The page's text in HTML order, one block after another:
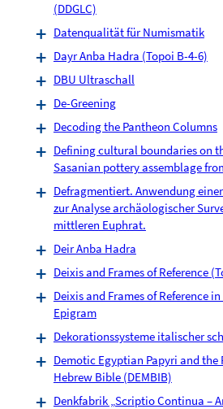
(DDGLC)
Datenqualität für Numismatik
Dayr Anba Hadra (Topoi B-4-6)
DBU Ultraschall
De-Greening
Decoding the Pantheon Columns
Defining cultural boundaries on
Sasanian pottery assemblage
Defragmentiert. Anwendung
zur Analyse archäologischer
mittleren Euphrat.
Deir Anba Hadra
Deixis and Frames of Reference
Deixis and Frames of Reference
Epigram
Dekorationssysteme italischer
Demotic Egyptian Papyri and the
Hebrew Bible (DEMBIB)
Denkfabrik „Scriptio Continua –